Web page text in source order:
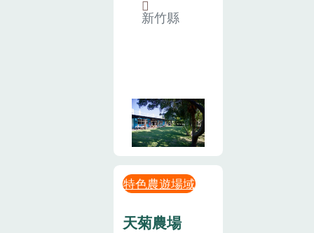
新竹縣
特色農遊場域
天菊農場